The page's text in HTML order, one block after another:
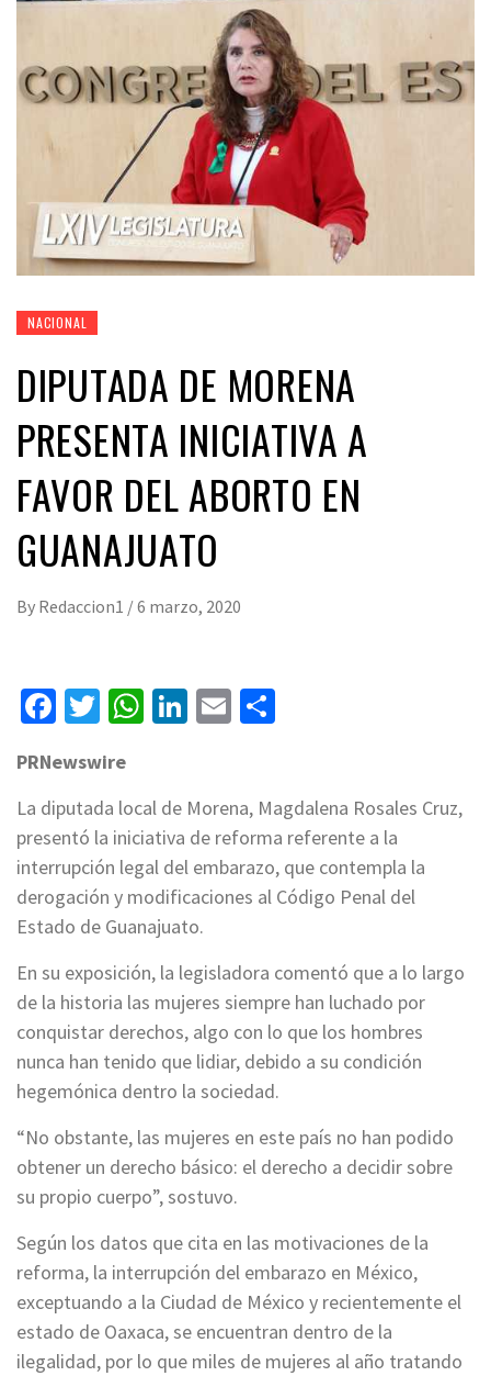
NACIONAL
DIPUTADA DE MORENA
PRESENTA INICIATIVA A
FAVOR DEL ABORTO EN
GUANAJUATO
By Redaccion1 /6 marzo, 2020
Facebook
Twitter
WhatsApp
LinkedIn
Email
PRNewswire
La diputada local de Morena, Magdalena Rosales Cruz,
presentó la iniciativa de reforma referente a la
interrupción legal del embarazo, que contempla la
derogación y modificaciones al Código Penal del
Estado de Guanajuato.
En su exposición, la legisladora comentó que a lo largo
de la historia las mujeres siempre han luchado por
conquistar derechos, algo con lo que los hombres
nunca han tenido que lidiar, debido a su condición
hegemónica dentro la sociedad.
“No obstante, las mujeres en este país no han podido
obtener un derecho básico: el derecho a decidir sobre
su propio cuerpo”, sostuvo.
Según los datos que cita en las motivaciones de la
reforma, la interrupción del embarazo en México,
exceptuando a la Ciudad de México y recientemente el
estado de Oaxaca, se encuentran dentro de la
ilegalidad, por lo que miles de mujeres al año tratando